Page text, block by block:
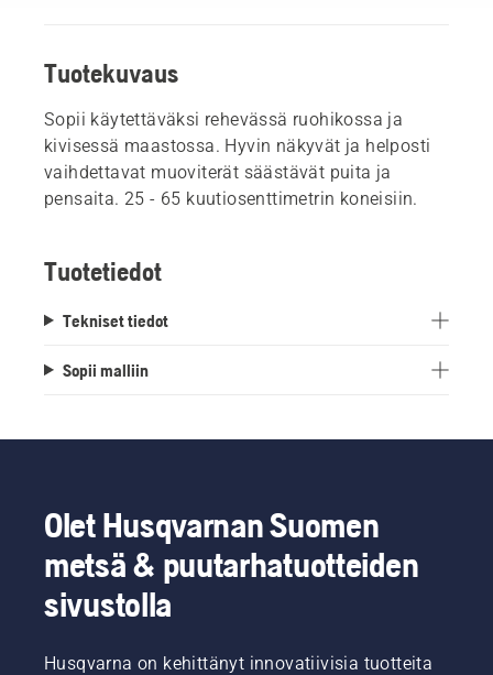
Tuotekuvaus
Sopii käytettäväksi rehevässä ruohikossa ja
kivisessä maastossa. Hyvin näkyvät ja helposti
vaihdettavat muoviterät säästävät puita ja
pensaita. 25 - 65 kuutiosenttimetrin koneisiin.
Tuotetiedot
Tekniset tiedot
Sopii malliin
Olet Husqvarnan Suomen
metsä & puutarhatuotteiden
sivustolla
Husqvarna on kehittänyt innovatiivisia tuotteita